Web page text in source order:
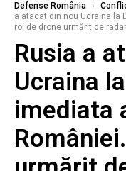
Defense România ›
a atacat din nou Ucraina la
roi de drone urmărit de
Rusia a
Ucraina
imediata